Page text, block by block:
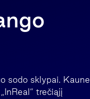
sodo sklypai. Kaune
trečiąjį